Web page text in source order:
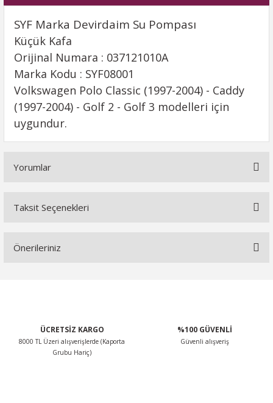
SYF Marka Devirdaim Su Pompası
Küçük Kafa
Orijinal Numara : 037121010A
Marka Kodu : SYF08001
Volkswagen Polo Classic (1997-2004) - Caddy
(1997-2004) - Golf 2 - Golf 3 modelleri için
uygundur.
Yorumlar
Taksit Seçenekleri
Önerileriniz
Ürün resmi kalitesiz, bozuk veya görüntülenemiyor.
ÜCRETSİZ KARGO
8000 TL Üzeri alışverişlerde (Kaporta
Grubu Hariç)
%100 GÜVENLİ
Güvenli alışveriş